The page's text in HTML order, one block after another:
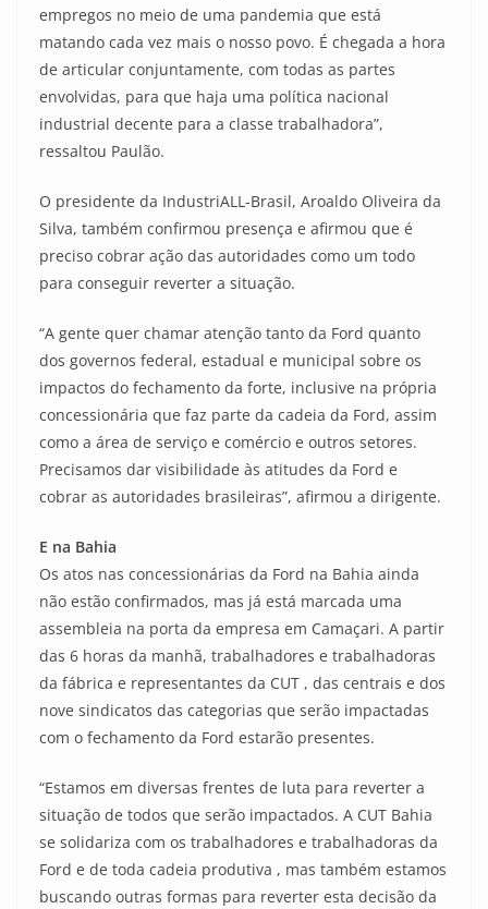
empregos no meio de uma pandemia que está
matando cada vez mais o nosso povo. É chegada a hora
de articular conjuntamente, com todas as partes
envolvidas, para que haja uma política nacional
industrial decente para a classe trabalhadora”,
ressaltou Paulão.
O presidente da IndustriALL-Brasil, Aroaldo Oliveira da
Silva, também confirmou presença e afirmou que é
preciso cobrar ação das autoridades como um todo
para conseguir reverter a situação.
“A gente quer chamar atenção tanto da Ford quanto
dos governos federal, estadual e municipal sobre os
impactos do fechamento da forte, inclusive na própria
concessionária que faz parte da cadeia da Ford, assim
como a área de serviço e comércio e outros setores.
Precisamos dar visibilidade às atitudes da Ford e
cobrar as autoridades brasileiras”, afirmou a dirigente.
E na Bahia
Os atos nas concessionárias da Ford na Bahia ainda
não estão confirmados, mas já está marcada uma
assembleia na porta da empresa em Camaçari. A partir
das 6 horas da manhã, trabalhadores e trabalhadoras
da fábrica e representantes da CUT , das centrais e dos
nove sindicatos das categorias que serão impactadas
com o fechamento da Ford estarão presentes.
“Estamos em diversas frentes de luta para reverter a
situação de todos que serão impactados. A CUT Bahia
se solidariza com os trabalhadores e trabalhadoras da
Ford e de toda cadeia produtiva , mas também estamos
buscando outras formas para reverter esta decisão da